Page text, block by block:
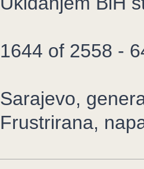
1644 of 2558 -
Sarajevo,
Frustrirana,